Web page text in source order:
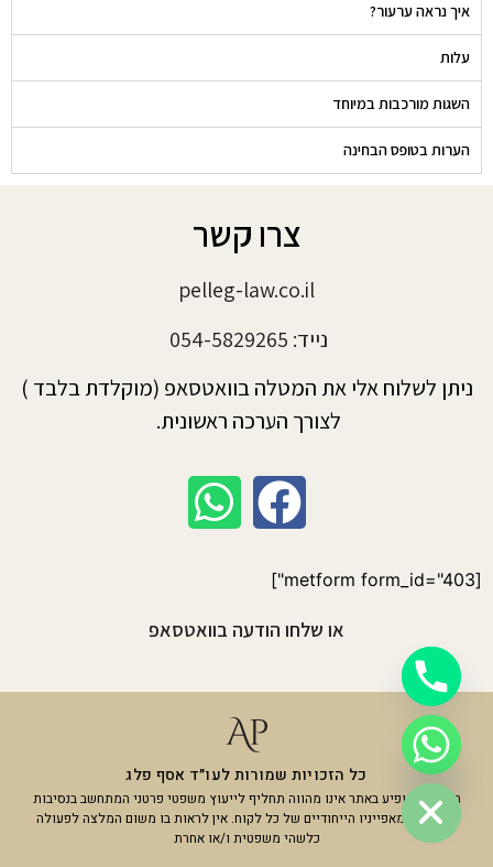
איך נראה ערעור?
עלות
השגות מורכבות במיוחד
הערות בטופס הבחינה
צרו קשר
pelleg-law.co.il
נייד: 054-5829265
ניתן לשלוח אלי את המטלה בוואטסאפ (מוקלדת בלבד )
לצורך הערכה ראשונית.
[metform form_id="403"]
או שלחו הודעה בוואטסאפ
כל הזכויות שמורות לעו״ד אסף פלג
המידע המופיע באתר אינו מהווה תחליף לייעוץ משפטי פרטני המתחשב בנסיבות
המקרה ובמאפייניו הייחודיים של כל לקוח. אין לראות בו משום המלצה לפעולה
כלשהי משפטית ו/או אחרת
Hide